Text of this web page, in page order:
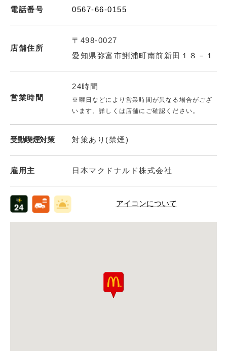
電話番号 0567-66-0155
店舗住所
〒498-0027
愛知県弥富市鯏浦町南前新田１８－１
営業時間
24時間
※曜日などにより営業時間が異なる場合がござ
います。詳しくは店舗にご確認ください。
受動喫煙対策 対策あり(禁煙)
雇用主 日本マクドナルド株式会社
アイコンについて